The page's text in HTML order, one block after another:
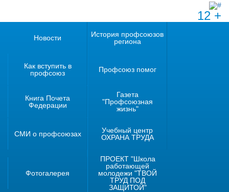
12 +
Новости
История профсоюзов
региона
Как вступить в
профсоюз
Профсоюз помог
Книга Почета
Федерации
Газета
"Профсоюзная
жизнь"
СМИ о профсоюзах
Учебный центр
ОХРАНА ТРУДА
Фотогалерея
ПРОЕКТ "Школа
работающей
молодежи "ТВОЙ
ТРУД ПОД
ЗАЩИТОЙ"